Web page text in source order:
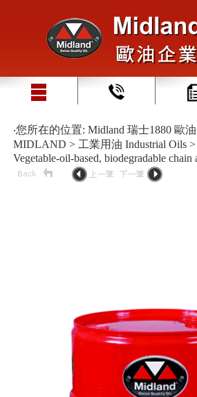
‧您所在的位置: Midland 瑞士1880 歐
MIDLAND > 工業用油 Industrial Oils
Vegetable-oil-based, biodegradable chain